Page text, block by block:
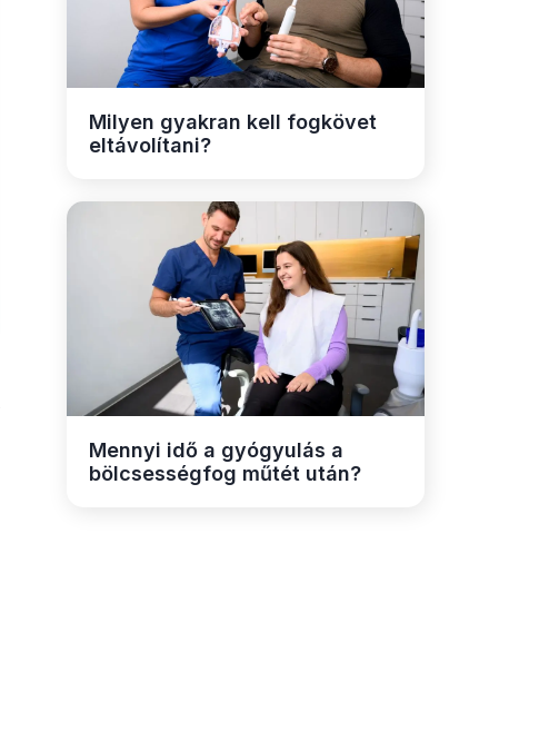
Milyen gyakran kell fogkövet
eltávolítani?
Mennyi idő a gyógyulás a
bölcsességfog műtét után?